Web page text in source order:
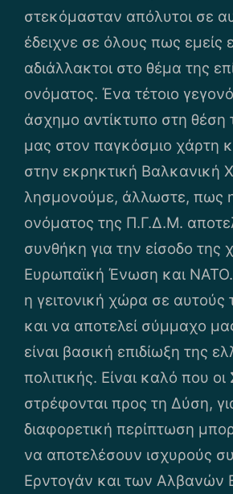
στεκόμασταν απόλυτοι σε
έδειχνε σε όλους πως εμείς
αδιάλλακτοι στο θέμα της
ονόματος. Ένα τέτοιο
άσχημο αντίκτυπο στη θέση
μας στον παγκόσμιο χάρτη
στην εκρηκτική Βαλκανική
λησμονούμε, άλλωστε, πως
ονόματος της Π.Γ.Δ.Μ.
συνθήκη για την είσοδο της
Ευρωπαϊκή Ένωση και ΝΑΤΟ.
η γειτονική χώρα σε αυτούς
και να αποτελεί σύμμαχο
είναι βασική επιδίωξη της
πολιτικής. Είναι καλό που οι
στρέφονται προς τη Δύση,
διαφορετική περίπτωση
να αποτελέσουν ισχυρούς
Ερντογάν και των Αλβανών